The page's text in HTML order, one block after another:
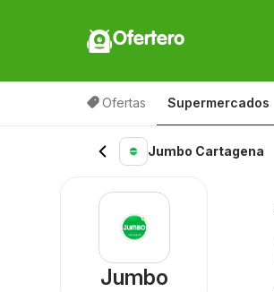
Ofertero
Ofertas Supermercados
Jumbo Cartagena
Jumbo